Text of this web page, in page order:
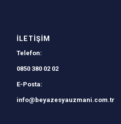
İLETIŞIM
Telefon:
0850 380 02 02
E-Posta:
info@beyazesyauzmani.com.tr